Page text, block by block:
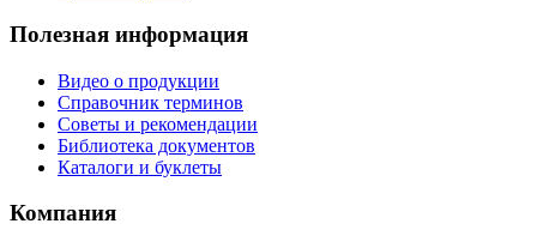
Полезная информация
Видео о продукции
Справочник терминов
Советы и рекомендации
Библиотека документов
Каталоги и буклеты
Компания